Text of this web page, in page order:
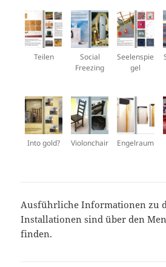
Teilen
Social
Freezing
Seelenspie
gel
Into gold? Violonchair Engelraum
Ausführliche Informationen zu
Installationen sind über den
finden.